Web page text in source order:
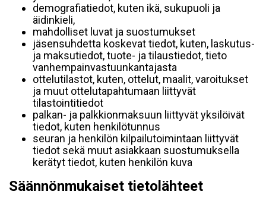
demografiatiedot, kuten ikä, sukupuoli ja
äidinkieli,
mahdolliset luvat ja suostumukset
jäsensuhdetta koskevat tiedot, kuten, laskutus-
ja maksutiedot, tuote- ja tilaustiedot, tieto
vanhempainvastuunkantajasta
ottelutilastot, kuten, ottelut, maalit, varoitukset
ja muut ottelutapahtumaan liittyvät
tilastointitiedot
palkan- ja palkkionmaksuun liittyvät yksilöivät
tiedot, kuten henkilötunnus
seuran ja henkilön kilpailutoimintaan liittyvät
tiedot sekä muut asiakkaan suostumuksella
kerätyt tiedot, kuten henkilön kuva
Säännönmukaiset tietolähteet